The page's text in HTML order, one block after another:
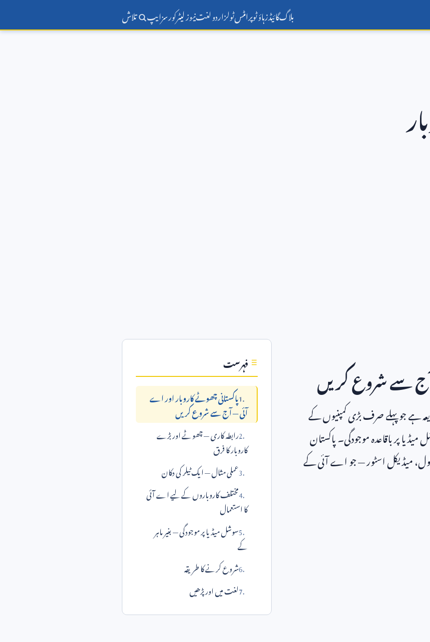
بلاگگائیڈزہاؤ ٹوپرامٹسٹولزاردو لغتنیوز لیٹرکورسزایپ تلاش
آج سے شروع کریں
ہے جو پہلے صرف بڑی کمپنیوں کے
میڈیا پر باقاعدہ موجودگی۔ پاکستان
میڈیکل اسٹور — جو اے آئی کے
فہرست
پاکستانی چھوٹے کاروبار اور اے
آئی — آج سے شروع کریں
رابطہ کاری — چھوٹے اور بڑے
کاروبار کا فرق
عملی مثال — ایک ٹیلر کی دکان
مختلف کاروباروں کے لیے اے آئی
کا استعمال
سوشل میڈیا پر موجودگی — بغیر ماہر
کے
شروع کرنے کا طریقہ
لغت میں اور پڑھیں